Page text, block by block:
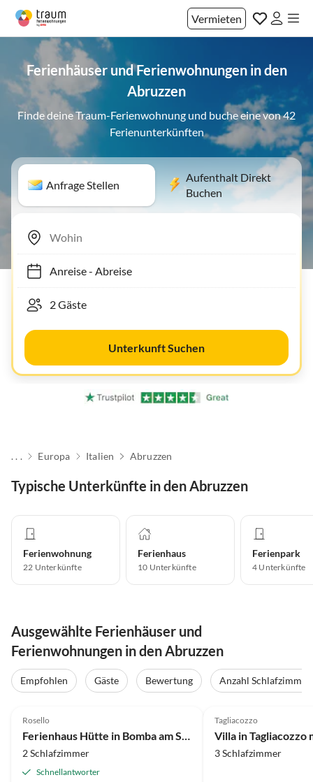
Vermieten
Ferienhäuser und Ferienwohnungen in den
Abruzzen
Finde deine Traum-Ferienwohnung und buche eine von 42
Ferienunterkünften
Anfrage Stellen
Aufenthalt Direkt
Buchen
Anreise- Abreise
Unterkunft Suchen
. . . Europa Italien Abruzzen
Typische Unterkünfte in den Abruzzen
Ferienwohnung
22 Unterkünfte
Ferienhaus
10 Unterkünfte
Ferienpark
4 Unterkünfte
Ausgewählte Ferienhäuser und
Ferienwohnungen in den Abruzzen
Empfohlen Gäste Bewertung
Anzahl Schlafzimmer
Rosello
2 Schlafzimmer
Schnellantworter
Tagliacozzo
3 Schlafzimmer